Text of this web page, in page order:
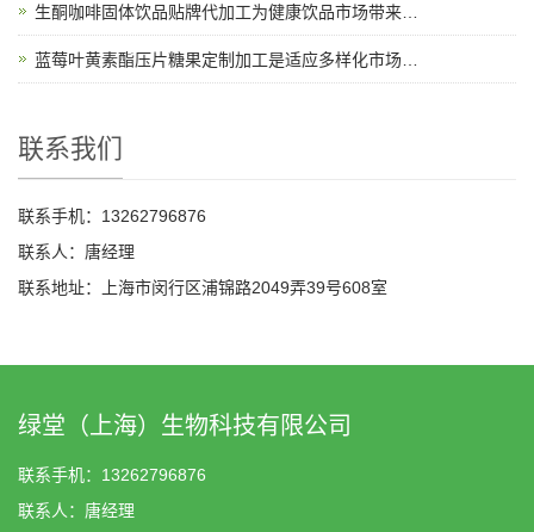
联系我们
联系手机：13262796876
联系人：唐经理
联系地址：上海市闵行区浦锦路2049弄39号608室
绿堂（上海）生物科技有限公司
联系手机：13262796876
联系人：唐经理